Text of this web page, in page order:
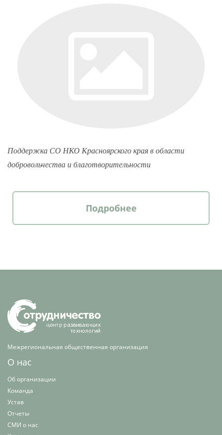
Поддержка СО НКО Красноярского края в области
добровольчества и благотворительности
Подробнее
Межрегиональная общественная организация
О нас
Об организации
Команда
Устав
Отчеты
СМИ о нас